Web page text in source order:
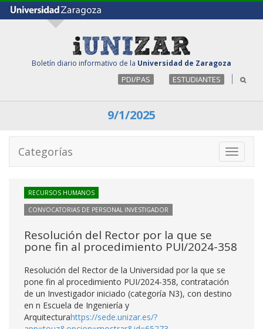
Boletín diario informativo de la Universidad de Zaragoza
PDI/PAS ESTUDIANTES
9/1/2025
Toggle
Categorías
RECURSOS HUMANOS
CONVOCATORIAS DE PERSONAL INVESTIGADOR
Resolución del Rector por la que se
pone fin al procedimiento PUI/2024-358
Resolución del Rector de la Universidad por la que se
pone fin al procedimiento PUI/2024-358, contratación
de un Investigador iniciado (categoría N3), con destino
en n Escuela de Ingeniería y
Arquitecturahttps://sede.unizar.es/?